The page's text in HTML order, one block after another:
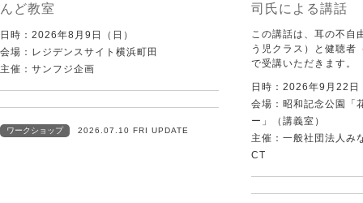
んど教室
日時：2026年8月9日（日）
会場：レジデンスサイト横浜町田
主催：サンフジ企画
ワークショップ 2026.07.10 FRI UPDATE
司氏による講話
この講話は、耳の不自
う児クラス）と健聴者
で受講いただきます。
日時：2026年9月22日
会場：昭和記念公園「
ー」（講義室）
主催：一般社団法人み
CT